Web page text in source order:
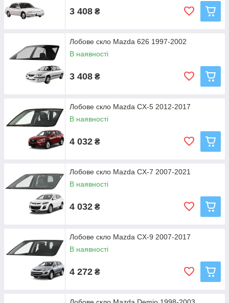
3 408 ₴
Лобове скло Mazda 626 1997-2002
В наявності
3 408 ₴
Лобове скло Mazda CX-5 2012-2017
В наявності
4 032 ₴
Лобове скло Mazda CX-7 2007-2021
В наявності
4 032 ₴
Лобове скло Mazda CX-9 2007-2017
В наявності
4 272 ₴